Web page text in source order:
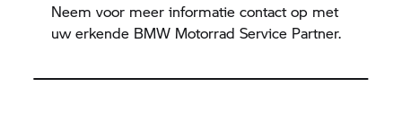
Neem voor meer informatie contact op met
uw erkende BMW Motorrad Service Partner.